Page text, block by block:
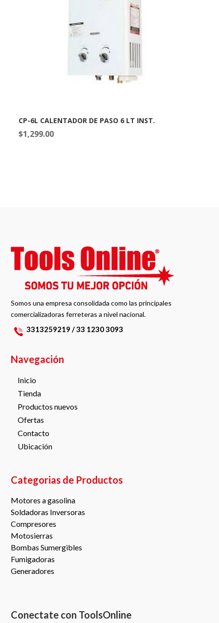
CP-6L CALENTADOR DE PASO 6 LT INST.
$1,299.00
Somos una empresa consolidada como las principales
comercializadoras ferreteras a nivel nacional.
3313259219 / 33 1230 3093
Navegación
Inicio
Tienda
Productos nuevos
Ofertas
Contacto
Ubicación
Categorias de Productos
Motores a gasolina
Soldadoras Inversoras
Compresores
Motosierras
Bombas Sumergibles
Fumigadoras
Generadores
Conectate con ToolsOnline